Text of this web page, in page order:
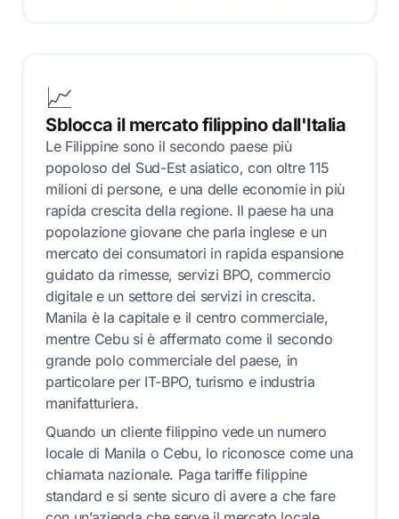
📈
Sblocca il mercato filippino dall'Italia
Le Filippine sono il secondo paese più
popoloso del Sud-Est asiatico, con oltre 115
milioni di persone, e una delle economie in più
rapida crescita della regione. Il paese ha una
popolazione giovane che parla inglese e un
mercato dei consumatori in rapida espansione
guidato da rimesse, servizi BPO, commercio
digitale e un settore dei servizi in crescita.
Manila è la capitale e il centro commerciale,
mentre Cebu si è affermato come il secondo
grande polo commerciale del paese, in
particolare per IT-BPO, turismo e industria
manifatturiera.
Quando un cliente filippino vede un numero
locale di Manila o Cebu, lo riconosce come una
chiamata nazionale. Paga tariffe filippine
standard e si sente sicuro di avere a che fare